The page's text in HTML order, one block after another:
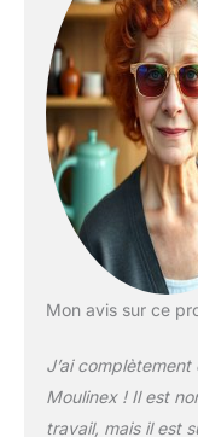
Mon avis sur ce
J’ai
Moulinex ! Il est
travail, mais il est